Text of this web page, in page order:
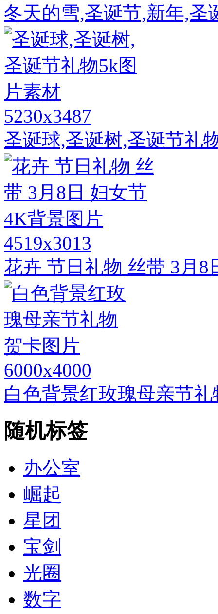
冬天的雪,圣诞节,新年,圣
5230x3487
圣诞球,圣诞树,圣诞节礼
4519x3013
花卉 节日礼物 丝带 3月
6000x4000
白色背景红玫瑰母亲节
随机标签
办公室
崛起
星团
宝剑
光圈
数字